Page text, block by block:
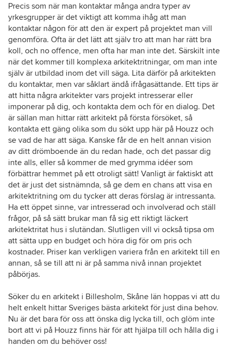
Precis som när man kontaktar många andra typer av
yrkesgrupper är det viktigt att komma ihåg att man
kontaktar någon för att den är expert på projektet man vill
genomföra. Ofta är det lätt att själv tro att man har rätt bra
koll, och no offence, men ofta har man inte det. Särskilt inte
när det kommer till komplexa arkitektritningar, om man inte
själv är utbildad inom det vill säga. Lita därför på arkitekten
du kontaktar, men var såklart ändå ifrågasättande. Ett tips är
att hitta några arkitekter vars projekt intresserar eller
imponerar på dig, och kontakta dem och för en dialog. Det
är sällan man hittar rätt arkitekt på första försöket, så
kontakta ett gäng olika som du sökt upp här på Houzz och
se vad de har att säga. Kanske får de en helt annan vision
av ditt drömboende än du redan hade, och det passar dig
inte alls, eller så kommer de med grymma idéer som
förbättrar hemmet på ett otroligt sätt! Vanligt är faktiskt att
det är just det sistnämnda, så ge dem en chans att visa en
arkitektritning om du tycker att deras förslag är intressanta.
Ha ett öppet sinne, var intresserad och involverad och ställ
frågor, på så sätt brukar man få sig ett riktigt läckert
arkitektritat hus i slutändan. Slutligen vill vi också tipsa om
att sätta upp en budget och höra dig för om pris och
kostnader. Priser kan verkligen variera från en arkitekt till en
annan, så se till att ni är på samma nivå innan projektet
påbörjas.
Söker du en arkitekt i Billesholm, Skåne län hoppas vi att du
helt enkelt hittar Sveriges bästa arkitekt för just dina behov.
Nu är det bara för oss att önska dig lycka till, och glöm inte
bort att vi på Houzz finns här för att hjälpa till och hålla dig i
handen om du behöver oss!